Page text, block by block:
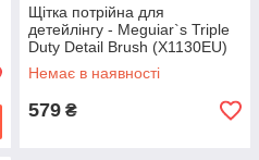
Щітка потрійна для
детейлінгу - Meguiar`s Triple
Duty Detail Brush (X1130EU)
Немає в наявності
579 ₴